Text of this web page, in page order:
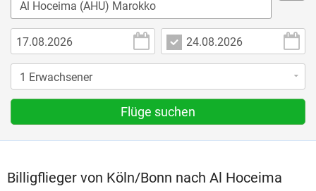
Flüge suchen
Billigflieger von Köln/Bonn nach Al Hoceima